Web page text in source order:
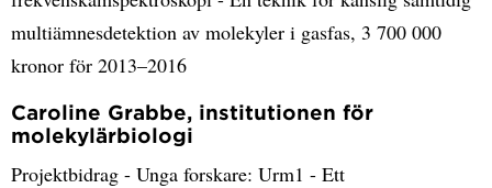
multiämnesdetektion av molekyler i gasfas, 3 700 000
kronor för 2013–2016
Caroline Grabbe, institutionen för
molekylärbiologi
Projektbidrag - Unga forskare: Urm1 - Ett